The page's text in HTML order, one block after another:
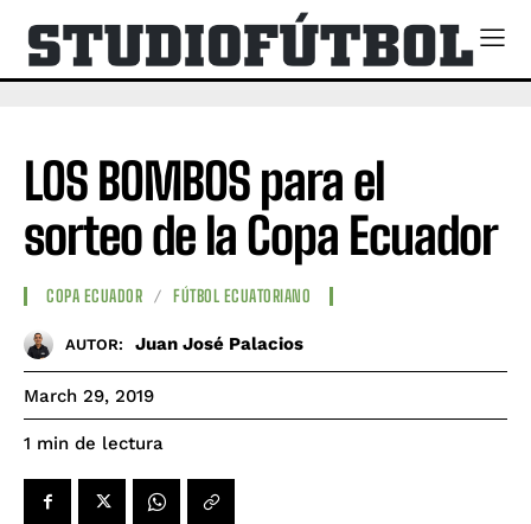
LOS BOMBOS para el
sorteo de la Copa Ecuador
COPA ECUADOR FÚTBOL ECUATORIANO
AUTOR: Juan José Palacios
March 29, 2019
1 min de lectura